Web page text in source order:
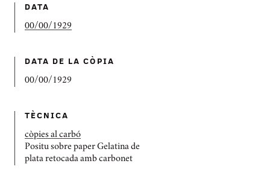
DATA
00/00/1929
DATA DE LA CÒPIA
00/00/1929
TÈCNICA
còpies al carbó
Positu sobre paper Gelatina de
plata retocada amb carbonet